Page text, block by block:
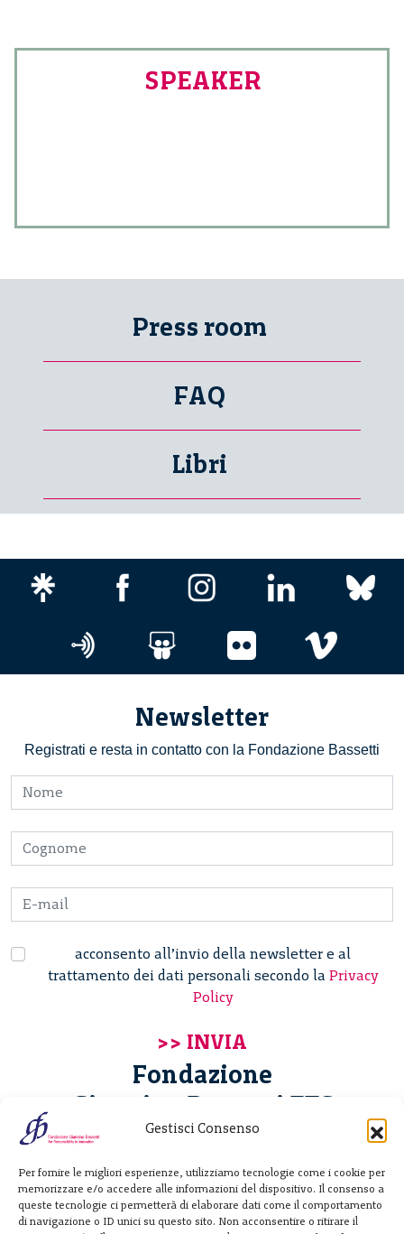
Gestisci Consenso
Per fornire le migliori esperienze, utilizziamo tecnologie come i cookie per
memorizzare e/o accedere alle informazioni del dispositivo. Il consenso a
queste tecnologie ci permetterà di elaborare dati come il comportamento
di navigazione o ID unici su questo sito. Non acconsentire o ritirare il
SPEAKER
Press room
FAQ
Libri
Newsletter
Registrati e resta in contatto con la Fondazione Bassetti
acconsento all’invio della newsletter e al
trattamento dei dati personali secondo la Privacy
Policy
Fondazione
Giannino Bassetti ETS
20122 Milano - Italia
T. +39 02 781933
F. + 39 02 76392030